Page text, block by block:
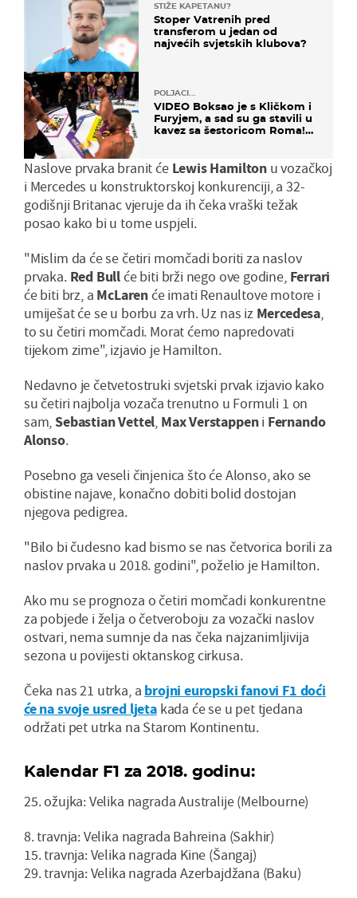
STIŽE KAPETANU?
Stoper Vatrenih pred
transferom u jedan od
najvećih svjetskih klubova?
POLJACI...
VIDEO Boksao je s Kličkom i
Furyjem, a sad su ga stavili u
kavez sa šestoricom Roma!
Naslove prvaka branit će Lewis Hamiltonu vozačkoj
i Mercedes u konstruktorskoj konkurenciji, a 32-
godišnji Britanac vjeruje da ih čeka vraški težak
posao kako bi u tome uspjeli.
"Mislim da će se četiri momčadi boriti za naslov
prvaka. Red Bullće biti brži nego ove godine, Ferrari
će biti brz, a McLarenće imati Renaultove motore i
umiješat će se u borbu za vrh. Uz nas iz Mercedesa,
to su četiri momčadi. Morat ćemo napredovati
tijekom zime", izjavio je Hamilton.
Nedavno je četvetostruki svjetski prvak izjavio kako
su četiri najbolja vozača trenutno u Formuli 1 on
sam, Sebastian Vettel, Max Verstappeni Fernando
Alonso.
Posebno ga veseli činjenica što će Alonso, ako se
obistine najave, konačno dobiti bolid dostojan
njegova pedigrea.
"Bilo bi čudesno kad bismo se nas četvorica borili za
naslov prvaka u 2018. godini", poželio je Hamilton.
Ako mu se prognoza o četiri momčadi konkurentne
za pobjede i želja o četveroboju za vozački naslov
ostvari, nema sumnje da nas čeka najzanimljivija
sezona u povijesti oktanskog cirkusa.
Čeka nas 21 utrka, a brojni europski fanovi F1 doći
će na svoje usred ljetakada će se u pet tjedana
održati pet utrka na Starom Kontinentu.
Kalendar F1 za 2018. godinu:
25. ožujka: Velika nagrada Australije (Melbourne)
8. travnja: Velika nagrada Bahreina (Sakhir)
15. travnja: Velika nagrada Kine (Šangaj)
29. travnja: Velika nagrada Azerbajdžana (Baku)